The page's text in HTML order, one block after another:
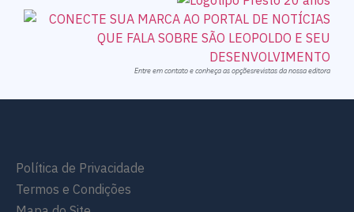
Entre em contato e conheça as opçõesrevistas da nossa editora
Política de Privacidade
Termos e Condições